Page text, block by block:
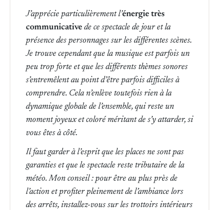
J’apprécie particulièrement l’énergie très
communicative de ce spectacle de jour et la
présence des personnages sur les différentes scènes.
Je trouve cependant que la musique est parfois un
peu trop forte et que les différents thèmes sonores
s’entremêlent au point d’être parfois difficiles à
comprendre. Cela n’enlève toutefois rien à la
dynamique globale de l’ensemble, qui reste un
moment joyeux et coloré méritant de s’y attarder, si
vous êtes à côté.
Il faut garder à l’esprit que les places ne sont pas
garanties et que le spectacle reste tributaire de la
météo. Mon conseil : pour être au plus près de
l’action et profiter pleinement de l’ambiance lors
des arrêts, installez-vous sur les trottoirs intérieurs